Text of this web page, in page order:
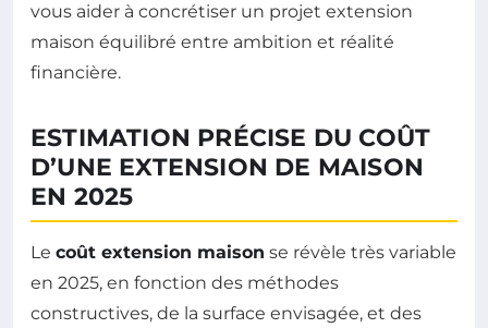
vous aider à concrétiser un projet extension
maison équilibré entre ambition et réalité
financière.
ESTIMATION PRÉCISE DU COÛT
D’UNE EXTENSION DE MAISON
EN 2025
Le coût extension maison se révèle très variable
en 2025, en fonction des méthodes
constructives, de la surface envisagée, et des